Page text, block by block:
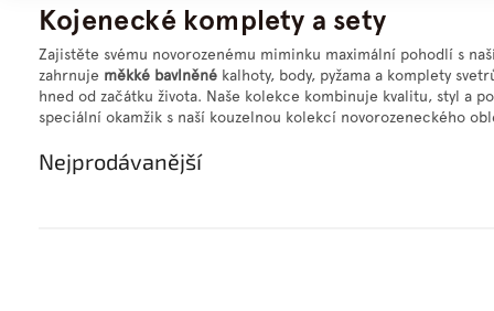
Kojenecké komplety a sety
Zajistěte svému novorozenému miminku maximální pohodlí s
zahrnuje měkké bavlněné kalhoty, body, pyžama a komplety
hned od začátku života. Naše kolekce kombinuje kvalitu, styl a
speciální okamžik s naší kouzelnou kolekcí novorozeneckého
Nejprodávanější